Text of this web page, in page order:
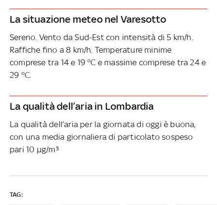
La situazione meteo nel Varesotto
Sereno. Vento da Sud-Est con intensità di 5 km/h.
Raffiche fino a 8 km/h. Temperature minime
comprese tra 14 e 19 °C e massime comprese tra 24 e
29 °C.
La qualità dell’aria in Lombardia
La qualità dell’aria per la giornata di oggi è buona,
con una media giornaliera di particolato sospeso
pari 10 µg/m³
TAG: